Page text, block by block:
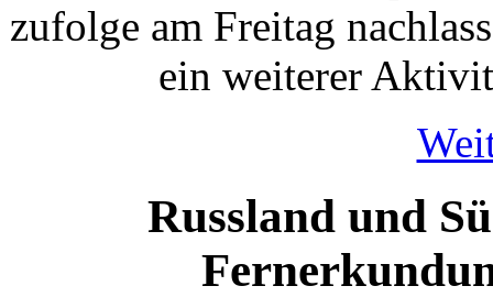
zufolge am Freitag
ein weiterer
Russland und